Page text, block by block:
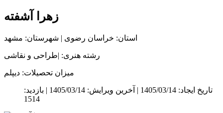
زهرا آشفته
استان: خراسان رضوی | شهرستان: مشهد
رشته هنری: |طراحی و نقاشی
میزان تحصیلات: دیپلم
تاریخ ایجاد: 1405/03/14 | آخرین ویرایش: 1405/03/14 |
بازدید:
1514